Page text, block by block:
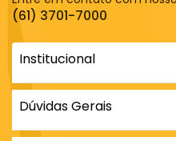
(61) 3701-7000
Institucional
Dúvidas Gerais